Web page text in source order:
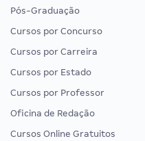
Pós-Graduação
Cursos por Concurso
Cursos por Carreira
Cursos por Estado
Cursos por Professor
Oficina de Redação
Cursos Online Gratuitos